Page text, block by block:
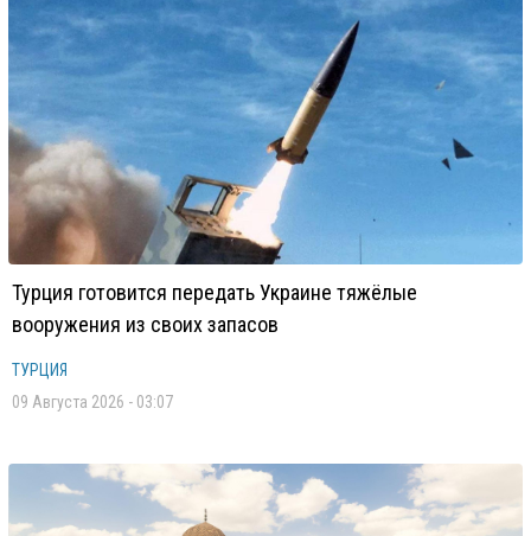
Турция готовится передать Украине тяжёлые
вооружения из своих запасов
ТУРЦИЯ
09 Августа 2026 - 03:07